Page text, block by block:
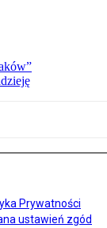
Prywatności
ustawień zgód